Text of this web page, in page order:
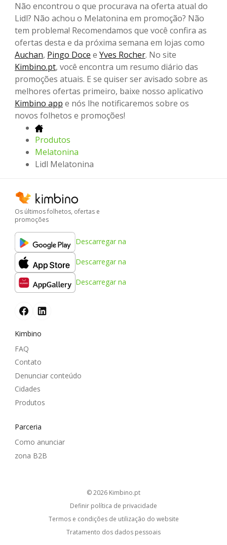
Não encontrou o que procurava na oferta atual do
Lidl? Não achou o Melatonina em promoção? Não
tem problema! Recomendamos que você confira as
ofertas desta e da próxima semana em lojas como
Auchan, Pingo Doce e Yves Rocher. No site
Kimbino.pt, você encontra um resumo diário das
promoções atuais. E se quiser ser avisado sobre as
melhores ofertas primeiro, baixe nosso aplicativo
Kimbino app e nós lhe notificaremos sobre os
novos folhetos e promoções!
Produtos
Melatonina
Lidl Melatonina
Os últimos folhetos, ofertas e
promoções
Descarregar na
Descarregar na
Descarregar na
Kimbino
FAQ
Contato
Denunciar conteúdo
Cidades
Produtos
Parceria
Como anunciar
zona B2B
© 2026
kimbino.pt
Definir política de privacidade
Termos e condições de utilização do website
Tratamento dos dados pessoais